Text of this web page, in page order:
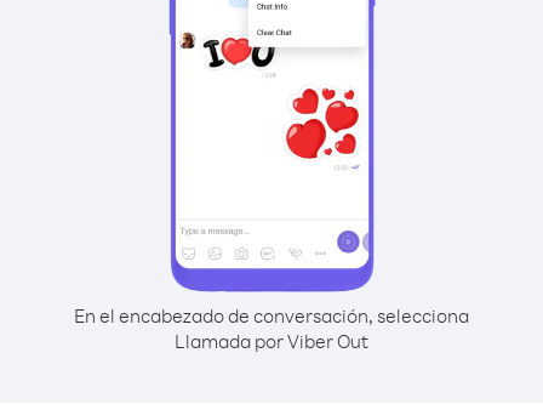
En el encabezado de conversación, selecciona
Llamada por Viber Out